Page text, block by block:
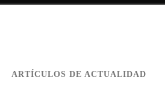
ARTÍCULOS DE ACTUALIDAD